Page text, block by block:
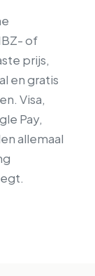
of
prijs,
en gratis
Visa,
Pay,
allemaal